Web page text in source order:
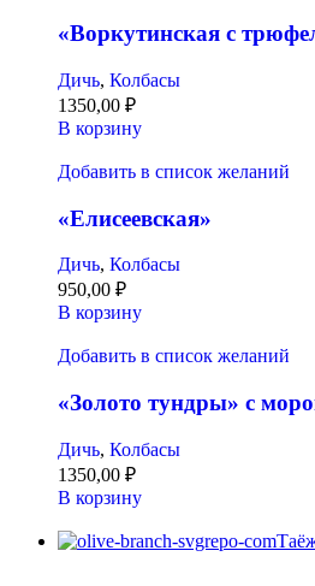
«Воркутинская с
Дичь, Колбасы
1350,00 ₽
В корзину
Добавить в список желаний
«Елисеевская»
Дичь, Колбасы
950,00 ₽
В корзину
Добавить в список желаний
«Золото тундры» с
Дичь, Колбасы
1350,00 ₽
В корзину